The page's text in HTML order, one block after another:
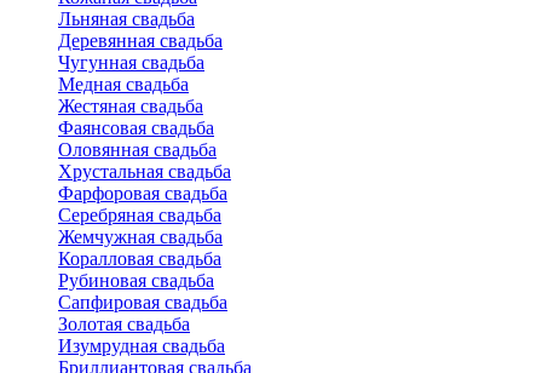
Льняная свадьба
Деревянная свадьба
Чугунная свадьба
Медная свадьба
Жестяная свадьба
Фаянсовая свадьба
Оловянная свадьба
Хрустальная свадьба
Фарфоровая свадьба
Серебряная свадьба
Жемчужная свадьба
Коралловая свадьба
Рубиновая свадьба
Сапфировая свадьба
Золотая свадьба
Изумрудная свадьба
Бриллиантовая свадьба